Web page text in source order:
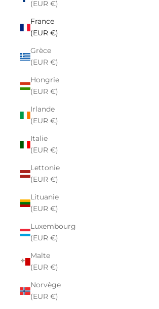
(EUR €)
France
(EUR €)
Grèce
(EUR €)
Hongrie
(EUR €)
Irlande
(EUR €)
Italie
(EUR €)
Lettonie
(EUR €)
Lituanie
(EUR €)
Luxembourg
(EUR €)
Malte
(EUR €)
Norvège
(EUR €)